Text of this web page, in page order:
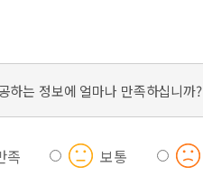
하는 정보에 얼마나 만족하십니까?
족 보통